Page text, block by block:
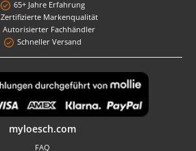
65+ Jahre Erfahrung
Zertifizierte Markenqualität
Autorisierter Fachhändler
Schneller Versand
myloesch.com
FAQ